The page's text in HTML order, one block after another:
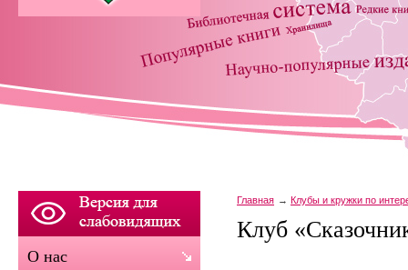
Главная Клубы и кружки по
Клуб
О нас